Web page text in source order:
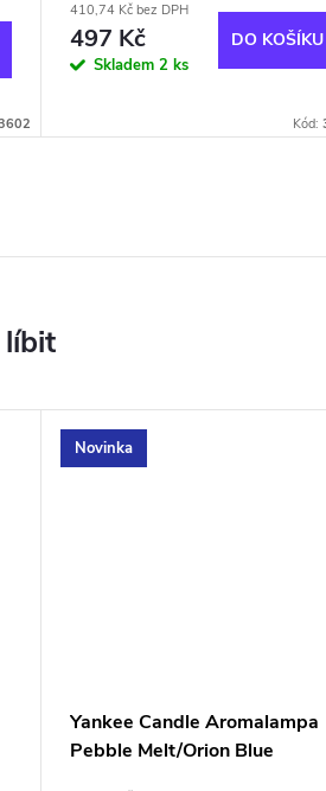
410,74 Kč bez DPH
497 Kč
Skladem 2 ks
DO KOŠÍKU
Kód:
Novinka
Yankee Candle Aromalampa
Pebble Melt/Orion Blue